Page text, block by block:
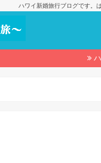
ハワイ新婚旅行ブログです。